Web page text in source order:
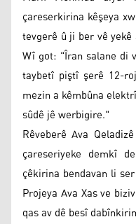
çareserkirina kêşeya
tevgerê û ji ber vê
Wî got: "Îran salane di
taybetî piştî şerê 12-
mezin a kêmbûna
sûdê jê werbigire."
Rêveberê Ava
çareseriyeke demkî
çêkirina bendavan li
Projeya Ava Xas ve
qas av dê besî